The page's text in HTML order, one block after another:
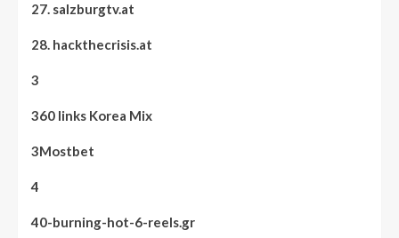
27. salzburgtv.at
28. hackthecrisis.at
3
360 links Korea Mix
3Mostbet
4
40-burning-hot-6-reels.gr